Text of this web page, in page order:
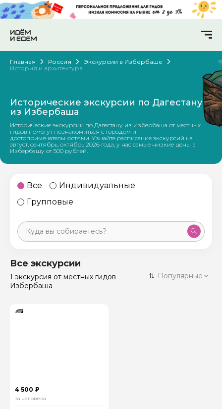
Главная Россия
Экскурсии в Избербаше
История и архитектура
Исторические экскурсии по Дагестану
из Избербаша
Исторические экскурсии по Дагестану из Избербаша от местных
гидов помогут познакомиться с городом и
достопримечательностями. Узнайте расписание экскурсий на
август, сентябрь, октябрь 2026 года, у нас самые низкие цены в
Избербашу от 500 рублей.
Все
Индивидуальные
Групповые
Санкт-Петербург
Россия
50 экскурсий
Все экскурсии
1 экскурсия от местных гидов
Избербаша
Популярные
4 500 ₽
за человека